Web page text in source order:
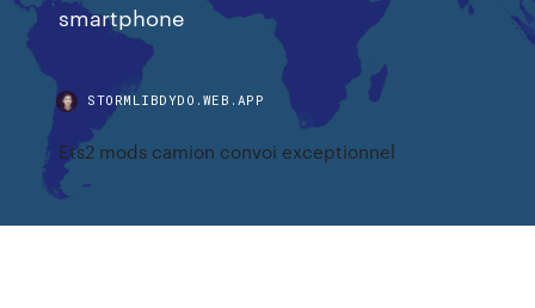
smartphone
STORMLIBDYDO.WEB.APP
Ets2 mods camion convoi exceptionnel